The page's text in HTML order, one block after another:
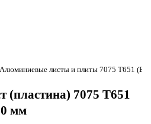
Алюминиевые листы и плиты 7075 Т651
7075 Т651
мм